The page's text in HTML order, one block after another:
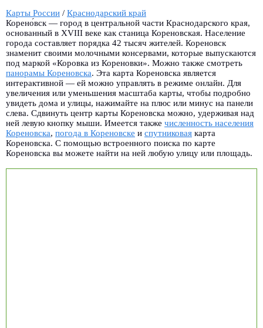
Карты России / Краснодарский край
Корено́вск — город в центральной части Краснодарского края,
основанный в XVIII веке как станица Кореновская. Население
города составляет порядка 42 тысяч жителей. Кореновск
знаменит своими молочными консервами, которые выпускаются
под маркой «Коровка из Кореновки». Можно также смотреть
панорамы Кореновска. Эта карта Кореновска является
интерактивной — ей можно управлять в режиме онлайн. Для
увеличения или уменьшения масштаба карты, чтобы подробно
увидеть дома и улицы, нажимайте на плюс или минус на панели
слева. Сдвинуть центр карты Кореновска можно, удерживая над
ней левую кнопку мыши. Имеется также численность населения
Кореновска, погода в Кореновске и спутниковая карта
Кореновска. С помощью встроенного поиска по карте
Кореновска вы можете найти на ней любую улицу или площадь.